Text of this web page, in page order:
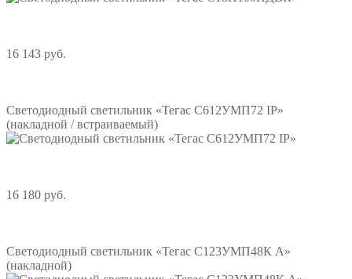
16 143 руб.
Светодиодный светильник «Тегас С612УМП72 IP»
(накладной / встраиваемый)
16 180 руб.
Светодиодный светильник «Тегас С123УМП48К А»
(накладной)